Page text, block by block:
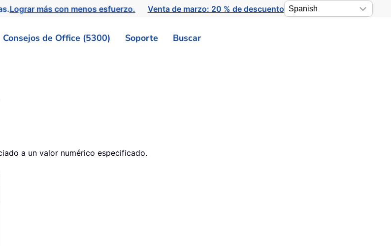
Lograr más con menos esfuerzo. Venta de marzo: 20 % de descuento
Consejos de Office (5300) Soporte Buscar
a un valor numérico especificado.